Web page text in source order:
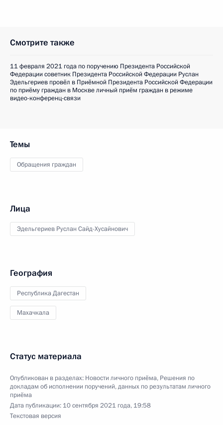
Смотрите также
11 февраля 2021 года по поручению Президента Российской
Федерации советник Президента Российской Федерации Руслан
Эдельгериев провёл в Приёмной Президента Российской Федерации
по приёму граждан в Москве личный приём граждан в режиме
видео-конференц-связи
Темы
Обращения граждан
Лица
Эдельгериев Руслан Сайд-Хусайнович
География
Республика Дагестан
Махачкала
Статус материала
Опубликован в разделах: Новости личного приёма, Решения по
докладам об исполнении поручений, данных по результатам личного
приёма
Дата публикации: 10 сентября 2021 года, 19:58
Текстовая версия